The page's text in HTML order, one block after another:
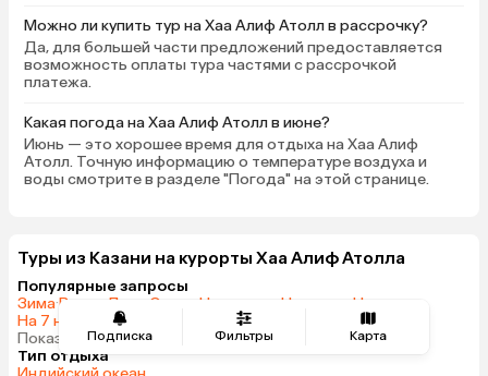
Подписка Фильтры Карта
Можно ли купить тур на Хаа Алиф Атолл в рассрочку?
Да, для большей части предложений предоставляется
возможность оплаты тура частями с рассрочкой
платежа.
Какая погода на Хаа Алиф Атолл в июне?
Июнь — это хорошее время для отдыха на Хаа Алиф
Атолл. Точную информацию о температуре воздуха и
воды смотрите в разделе "Погода" на этой странице.
Туры из Казани на курорты Хаа Алиф Атолла
Популярные запросы
Зима·Весна Лето Осень На одного На двоих На троих
На 7 ночей
С ребенком Туры на Новый год
Показать все запросы
Тип отдыха